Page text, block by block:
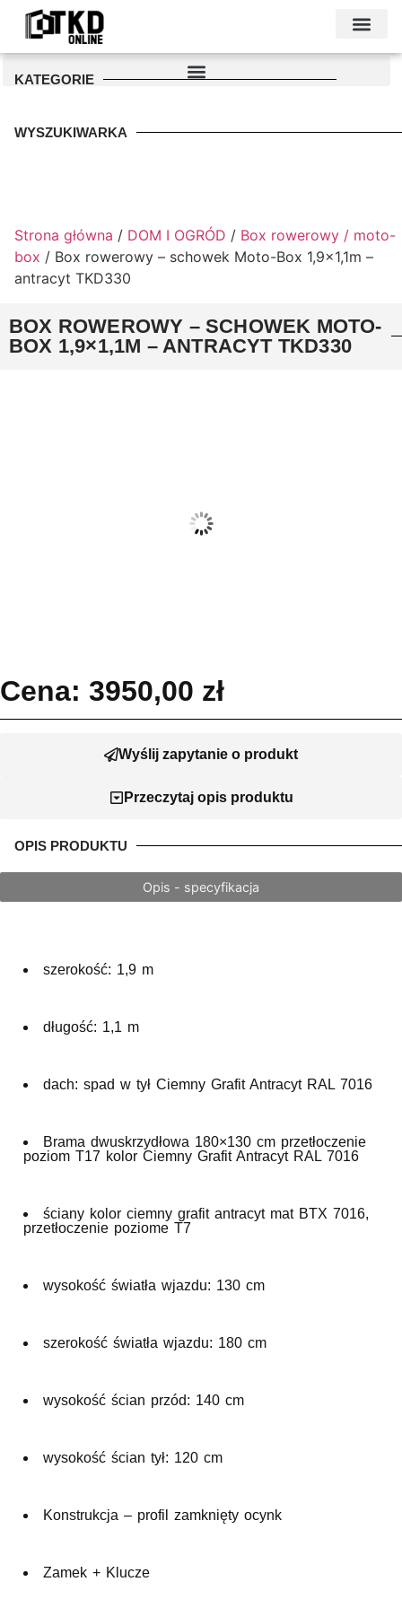
KATEGORIE
WYSZUKIWARKA
Strona główna / DOM I OGRÓD / Box rowerowy / moto-
box / Box rowerowy – schowek Moto-Box 1,9×1,1m –
antracyt TKD330
BOX ROWEROWY – SCHOWEK MOTO-
BOX 1,9×1,1M – ANTRACYT TKD330
Cena: 3950,00 zł
Wyślij zapytanie o produkt
Przeczytaj opis produktu
OPIS PRODUKTU
Opis - specyfikacja
szerokość: 1,9 m
długość: 1,1 m
dach: spad w tył Ciemny Grafit Antracyt RAL 7016
Brama dwuskrzydłowa 180×130 cm przetłoczenie
poziom T17 kolor Ciemny Grafit Antracyt RAL 7016
ściany kolor ciemny grafit antracyt mat BTX 7016,
przetłoczenie poziome T7
wysokość światła wjazdu: 130 cm
szerokość światła wjazdu: 180 cm
wysokość ścian przód: 140 cm
wysokość ścian tył: 120 cm
Konstrukcja – profil zamknięty ocynk
Zamek + Klucze